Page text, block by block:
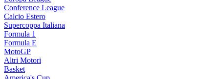
Conference League
Calcio Estero
Supercoppa Italiana
Formula 1
Formula E
MotoGP
Altri Motori
Basket